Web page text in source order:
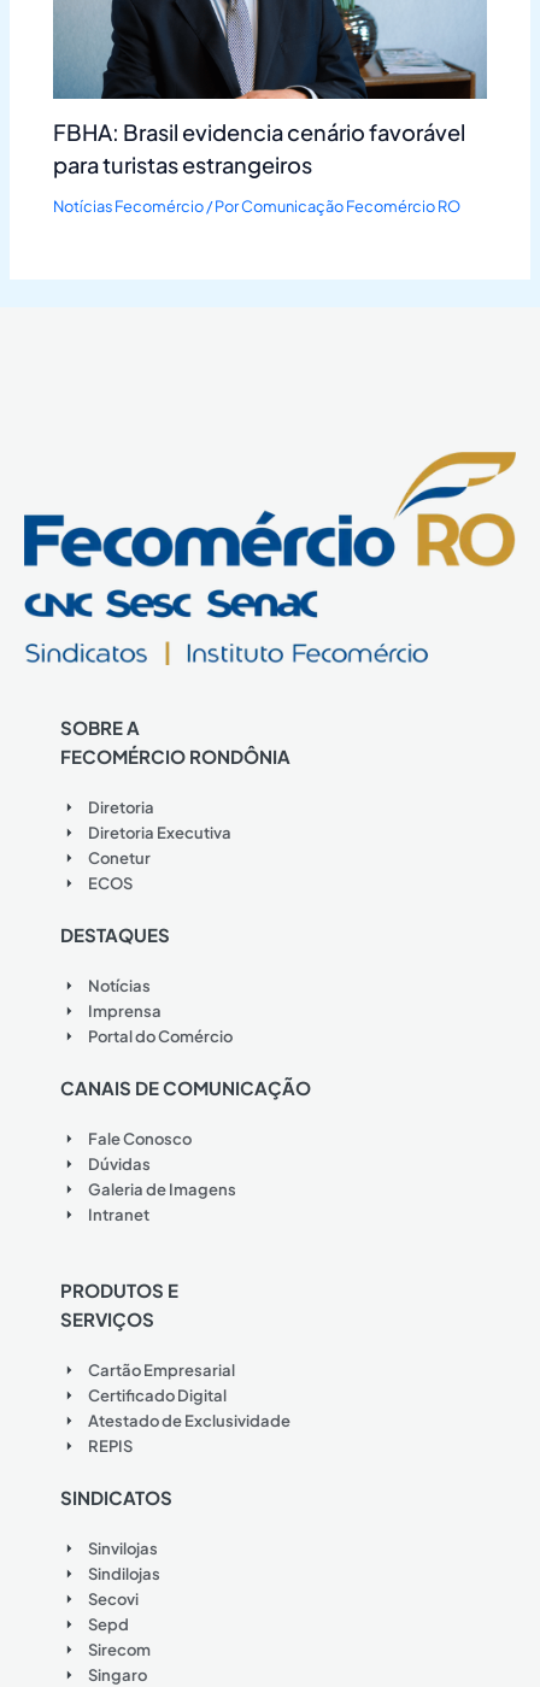
FBHA: Brasil evidencia cenário favorável
para turistas estrangeiros
Notícias Fecomércio/ PorComunicação Fecomércio RO
SOBRE A
FECOMÉRCIO RONDÔNIA
Diretoria
Diretoria Executiva
Conetur
ECOS
DESTAQUES
Notícias
Imprensa
Portal do Comércio
CANAIS DE COMUNICAÇÃO
Fale Conosco
Dúvidas
Galeria de Imagens
Intranet
PRODUTOS E
SERVIÇOS
Cartão Empresarial
Certificado Digital
Atestado de Exclusividade
REPIS
SINDICATOS
Sinvilojas
Sindilojas
Secovi
Sepd
Sirecom
Singaro